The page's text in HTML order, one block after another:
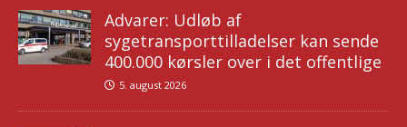
Advarer: Udløb af
sygetransporttilladelser kan sende
400.000 kørsler over i det offentlige
5. august 2026